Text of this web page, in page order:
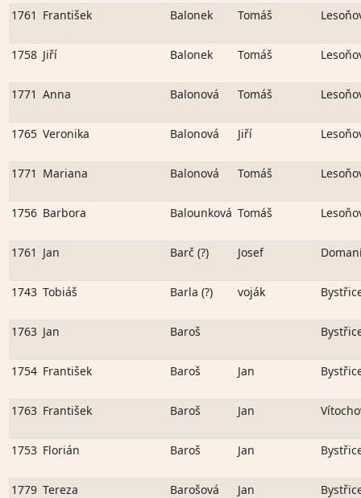
1761 František Balonek Tomáš
1758 Jiří Balonek Tomáš
1771 Anna Balonová Tomáš
1765 Veronika Balonová Jiří
1771 Mariana Balonová Tomáš
1756 Barbora Balounková Tomáš
1761 Jan Barč (?) Josef
1743 Tobiáš Barla (?) voják
1763 Jan Baroš
1754 František Baroš Jan
1763 František Baroš Jan
1753 Florián Baroš Jan
1779 Tereza Barošová Jan